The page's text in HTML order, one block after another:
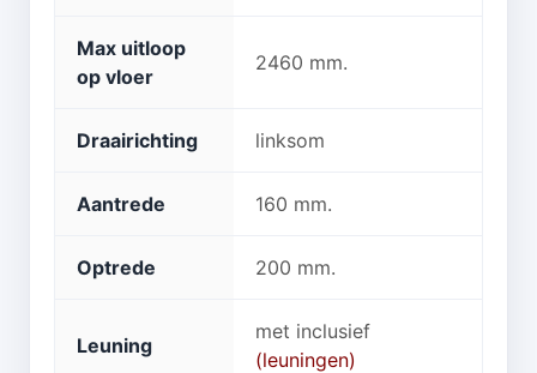
Max uitloop
op vloer
2460 mm.
Draairichting linksom
Aantrede 160 mm.
Optrede 200 mm.
Leuning
met inclusief
(leuningen)